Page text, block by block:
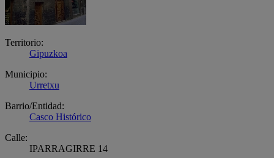
Territorio:
Gipuzkoa
Municipio:
Urretxu
Barrio/Entidad:
Casco Histórico
Calle:
IPARRAGIRRE 14